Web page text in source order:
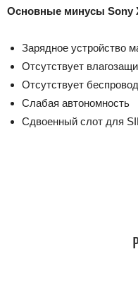
Основные минусы Sony
Зарядное устройство
Отсутствует
Отсутствует
Слабая автономность
Сдвоенный слот для